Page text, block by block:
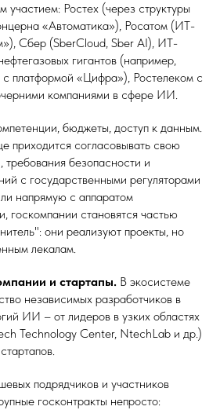
участием: Ростех (через структуры
«Автоматика»), Росатом (ИТ-
Сбер (SberCloud, Sber AI), ИТ-
гигантов (например,
с платформой «Цифра»), Ростелеком с
компаниями в сфере ИИ.
бюджеты, доступ к данным.
приходится согласовывать свою
требования безопасности и
с государственными регуляторами
напрямую с аппаратом
госкомпании становятся частью
они реализуют проекты, но
лекалам.
и стартапы. В экосистеме
независимых разработчиков в
ИИ – от лидеров в узких областях
Technology Center, NtechLab и др.)
подрядчиков и участников
госконтракты непросто: